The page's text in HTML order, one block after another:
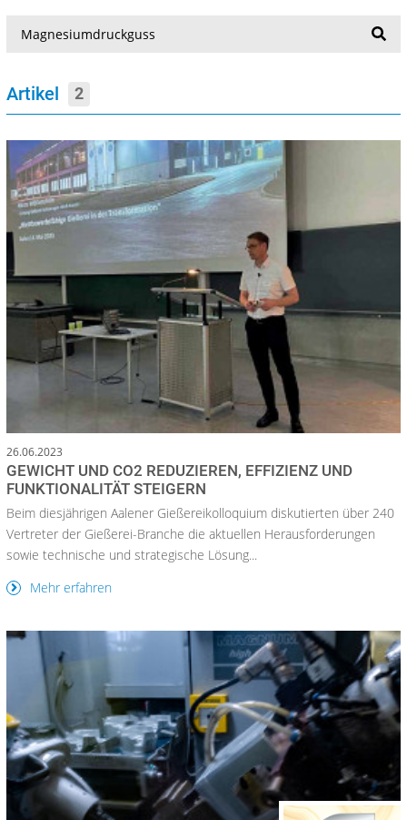
Artikel 2
26.06.2023
GEWICHT UND CO2 REDUZIEREN, EFFIZIENZ UND
FUNKTIONALITÄT STEIGERN
Beim diesjährigen Aalener Gießereikolloquium diskutierten über 240
Vertreter der Gießerei-Branche die aktuellen Herausforderungen
sowie technische und strategische Lösung...
Mehr erfahren